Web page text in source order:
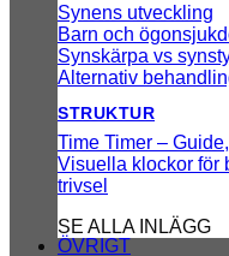
Synens utveckling
Barn och
Synskärpa vs
Alternativ
STRUKTUR
Time Timer –
Visuella klockor för
trivsel
SE ALLA INLÄGG
ÖVRIGT